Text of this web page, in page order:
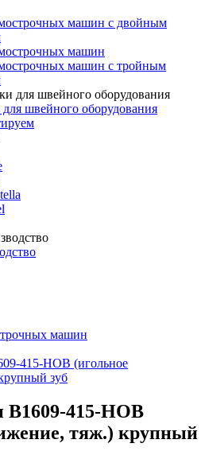
машин с двойным
машин
машин с тройным
швейного оборудования
машин
415-HOB (игольное
зуб
B1609-415-HOB
тяж.) крупный